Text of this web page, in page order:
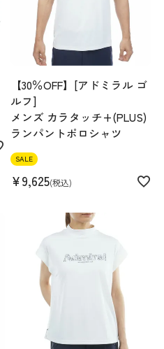
【30％OFF】[アドミラル ゴ
ルフ]
メンズ カラタッチ+(PLUS)
ランパントポロシャツ
SALE
¥9,625 税込